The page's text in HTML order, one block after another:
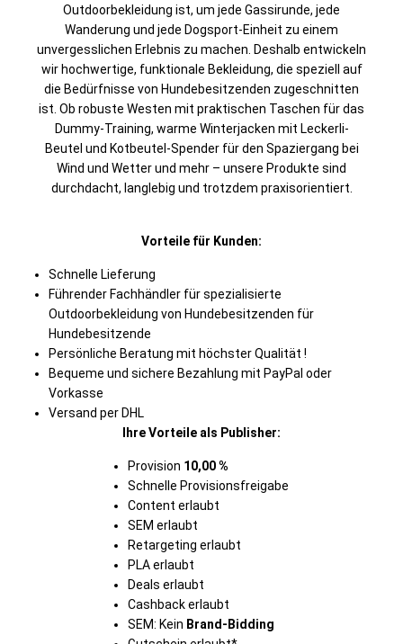
Outdoorbekleidung ist, um jede Gassirunde, jede
Wanderung und jede Dogsport-Einheit zu einem
unvergesslichen Erlebnis zu machen. Deshalb entwickeln
wir hochwertige, funktionale Bekleidung, die speziell auf
die Bedürfnisse von Hundebesitzenden zugeschnitten
ist. Ob robuste Westen mit praktischen Taschen für das
Dummy-Training, warme Winterjacken mit Leckerli-
Beutel und Kotbeutel-Spender für den Spaziergang bei
Wind und Wetter und mehr – unsere Produkte sind
durchdacht, langlebig und trotzdem praxisorientiert.
Vorteile für Kunden:
Schnelle Lieferung
Führender Fachhändler für spezialisierte
Outdoorbekleidung von Hundebesitzenden für
Hundebesitzende
Persönliche Beratung mit höchster Qualität !
Bequeme und sichere Bezahlung mit PayPal oder
Vorkasse
Versand per DHL
Ihre Vorteile als Publisher:
Provision 10,00 %
Schnelle Provisionsfreigabe
Content erlaubt
SEM erlaubt
Retargeting erlaubt
PLA erlaubt
Deals erlaubt
Cashback erlaubt
SEM: Kein Brand-Bidding